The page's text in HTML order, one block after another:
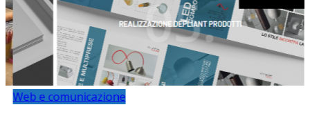
Web e comunicazione